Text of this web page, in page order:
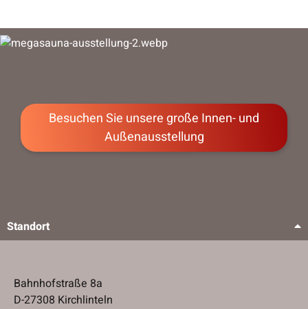
Besuchen Sie unsere große Innen- und
Außenausstellung
Standort
Bahnhofstraße 8a
D-27308 Kirchlinteln